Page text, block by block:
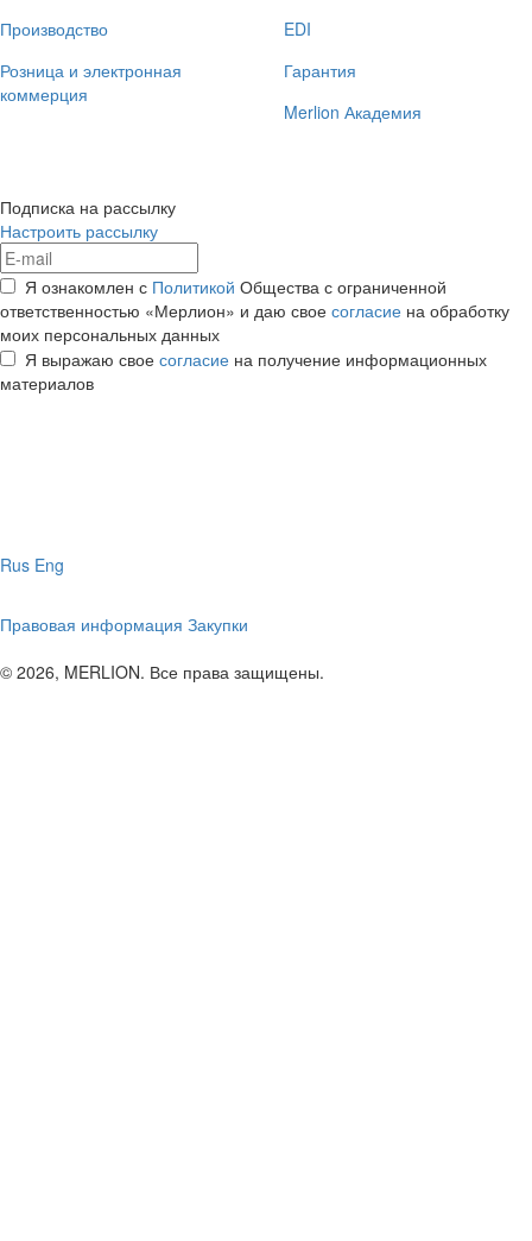
Производство
Розница и электронная
коммерция
EDI
Гарантия
Merlion Академия
Подписка на рассылку
Настроить рассылку
Я ознакомлен с Политикой Общества с ограниченной
ответственностью «Мерлион» и даю свое согласие на обработку
моих персональных данных
Я выражаю свое согласие на получение информационных
материалов
Rus Eng
Правовая информация Закупки
© 2026, MERLION. Все права защищены.